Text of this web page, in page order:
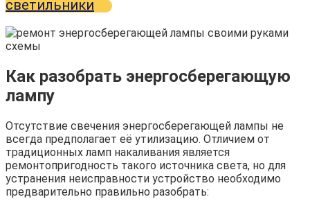
светильники
Как разобрать энергосберегающую
лампу
Отсутствие свечения энергосберегающей лампы не
всегда предполагает её утилизацию. Отличием от
традиционных ламп накаливания является
ремонтопригодность такого источника света, но для
устранения неисправности устройство необходимо
предварительно правильно разобрать: